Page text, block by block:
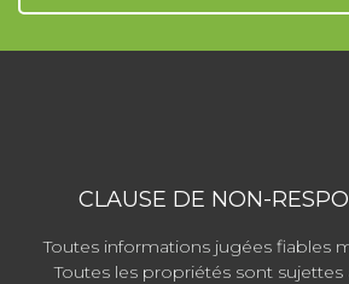
CLAUSE DE NON-
Toutes informations jugées fiables
Toutes les propriétés sont sujettes